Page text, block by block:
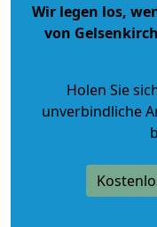
Wir legen los,
von
Holen Sie
unverbindliche